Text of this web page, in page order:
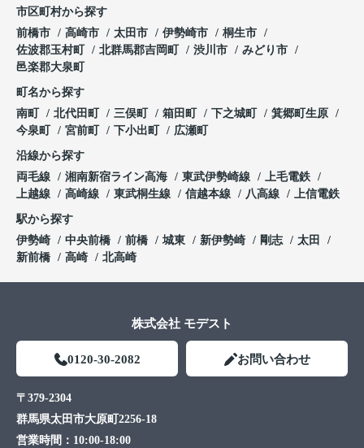
市区町村から探す
前橋市
高崎市 太田市 伊勢崎市
桐生市
佐波郡玉村町
北群馬郡吉岡町 渋川市
みどり市
邑楽郡大泉町
町名から探す
南町
北代田町 三俣町 箱田町 下之城町
箕郷町生原
今泉町
宮前町 下小出町 広瀬町
沿線から探す
両毛線
湘南新宿ライン高海 東武伊勢崎線
上毛電鉄
上越線
高崎線 東武桐生線 信越本線 八高線 上信電鉄
駅から探す
伊勢崎
中央前橋 前橋 城東 新伊勢崎 剛志
太田
新前橋
高崎 北高崎
株式会社 モデスト
0120-30-2082 お問い合わせ
〒379-2304
群馬県太田市大原町2256-18
営業時間： 10:00-18:00